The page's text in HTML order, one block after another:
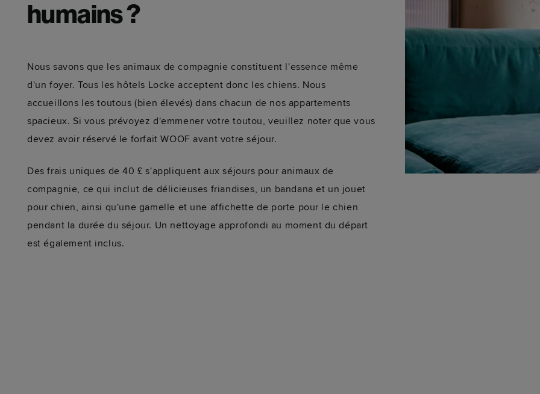
humains ?
Nous savons que les animaux de compagnie constituent l'essence même
d'un foyer. Tous les hôtels Locke acceptent donc les chiens. Nous
accueillons les toutous (bien élevés) dans chacun de nos appartements
spacieux. Si vous prévoyez d'emmener votre toutou, veuillez noter que vous
devez avoir réservé le forfait WOOF avant votre séjour.
Des frais uniques de 40 £ s'appliquent aux séjours pour animaux de
compagnie, ce qui inclut de délicieuses friandises, un bandana et un jouet
pour chien, ainsi qu'une gamelle et une affichette de porte pour le chien
pendant la durée du séjour. Un nettoyage approfondi au moment du départ
est également inclus.